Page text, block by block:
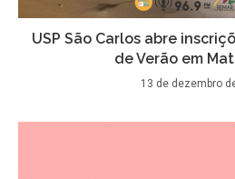
USP São Carlos abre
de Verão em
13 de dezembro